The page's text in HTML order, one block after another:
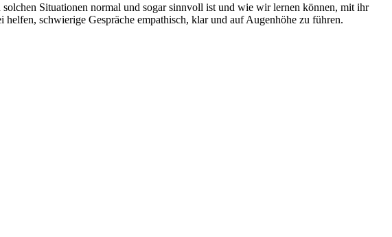
Situationen normal und sogar sinnvoll ist und wie wir lernen können, mit ihr
schwierige Gespräche empathisch, klar und auf Augenhöhe zu führen.